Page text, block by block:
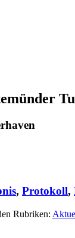
, Protokoll,
Rubriken: